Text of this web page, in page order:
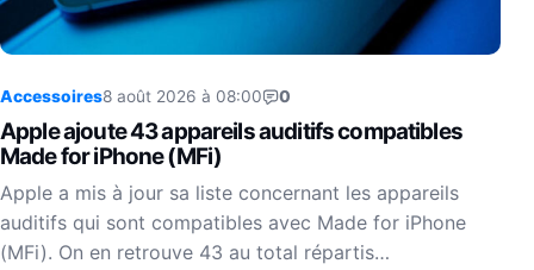
Accessoires8 août 2026 à 08:00 0
Apple ajoute 43 appareils auditifs compatibles
Made for iPhone (MFi)
Apple a mis à jour sa liste concernant les appareils
auditifs qui sont compatibles avec Made for iPhone
(MFi). On en retrouve 43 au total répartis…